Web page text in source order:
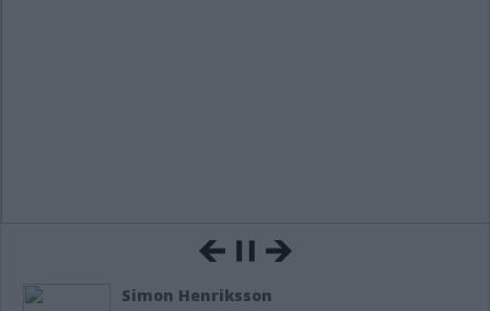
Simon Henriksson